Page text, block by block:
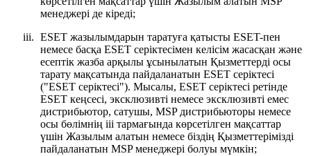
менеджері де кіреді;
iii. ESET жазылымдарын таратуға қатысты ESET-пен
немесе басқа ESET серіктесімен келісім жасасқан және
есептік жазба арқылы ұсынылатын Қызметтерді осы
тарату мақсатында пайдаланатын ESET серіктесі
("ESET серіктесі"). Мысалы, ESET серіктесі ретінде
ESET кеңсесі, эксклюзивті немесе эксклюзивті емес
дистрибьютор, сатушы, MSP дистрибьюторы немесе
осы бөлімнің iii тармағында көрсетілген мақсаттар
үшін Жазылым алатын немесе біздің Қызметтерімізді
пайдаланатын MSP менеджері болуы мүмкін;